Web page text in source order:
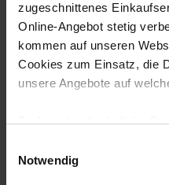
zugeschnittenes
Online-Angebot stetig
kommen auf unseren
Cookies zum Einsatz, die
unsere Angebote auf
Technisch erforderliche
grundlegende Funktionen
Notwendig
climate-neutral
shipping